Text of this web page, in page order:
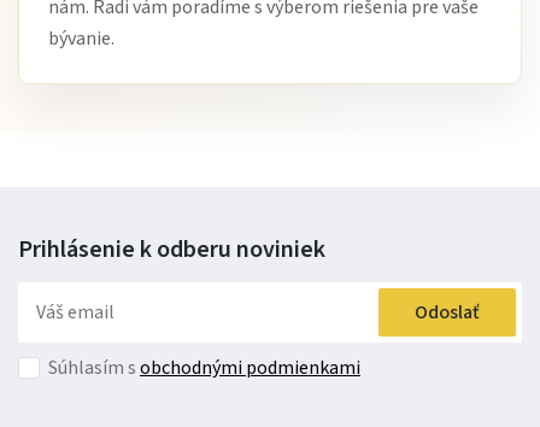
nám. Radi vám poradíme s výberom riešenia pre vaše
bývanie.
Prihlásenie k odberu noviniek
Odoslať
Súhlasím sobchodnými podmienkami